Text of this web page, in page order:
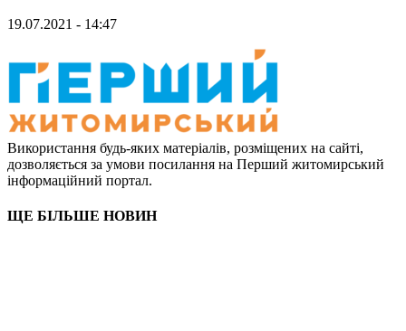
19.07.2021 - 14:47
Використання будь-яких матеріалів, розміщених на сайті,
дозволяється за умови посилання на Перший житомирський
інформаційний портал.
ЩЕ БІЛЬШЕ НОВИН